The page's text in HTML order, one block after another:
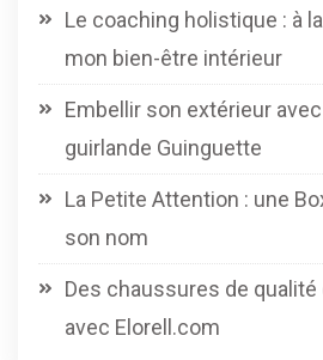
Le coaching holistique : à
mon bien-être intérieur
Embellir son extérieur
guirlande Guinguette
La Petite Attention : une
son nom
Des chaussures de
avec Elorell.com